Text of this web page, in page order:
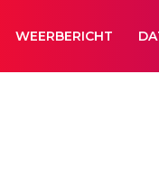
WEERBERICHT